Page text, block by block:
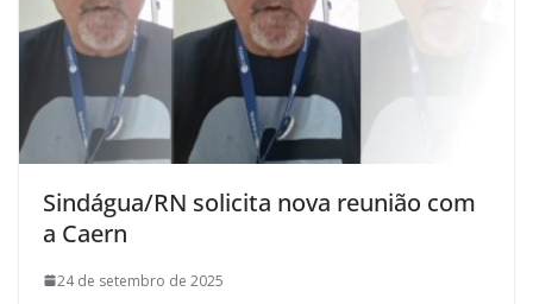
Sindágua/RN solicita nova reunião com
a Caern
24 de setembro de 2025